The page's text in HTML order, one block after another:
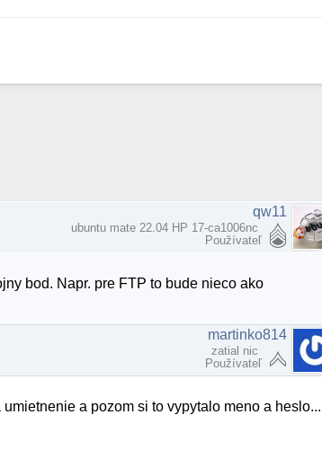
qw11
ubuntu mate 22.04 HP 17-ca1006nc
Používateľ
bod. Napr. pre FTP to bude nieco ako
martinko814
zatial nic
Používateľ
a pozom si to vypytalo meno a heslo...